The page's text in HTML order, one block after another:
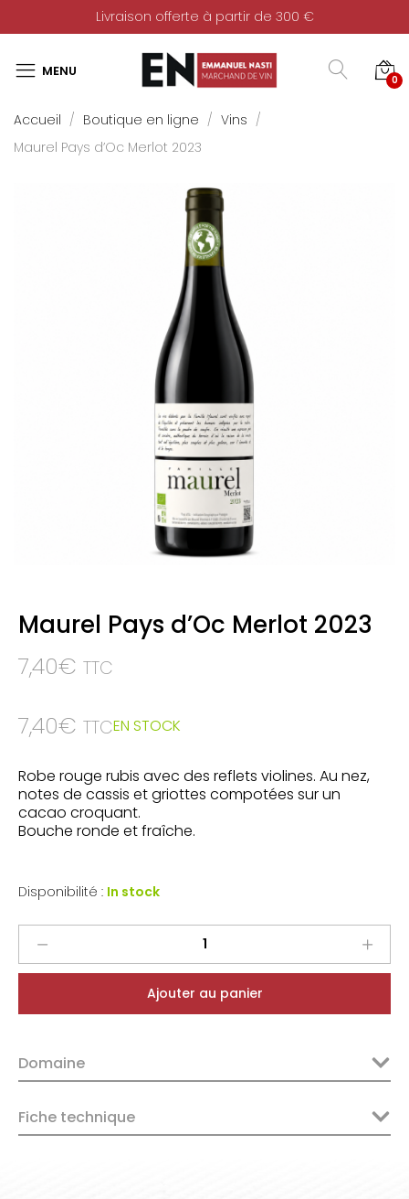
Livraison offerte à partir de 300 €
0
Accueil Boutique en ligne
Vins
Maurel Pays d’Oc Merlot 2023
Maurel Pays d’Oc Merlot 2023
7,40€ TTC
7,40€ TTCEN STOCK
Robe rouge rubis avec des reflets violines. Au nez,
notes de cassis et griottes compotées sur un
cacao croquant.
Bouche ronde et fraîche.
Disponibilité : In stock
d'Oc
2023
Ajouter au panier
Domaine
Fiche technique